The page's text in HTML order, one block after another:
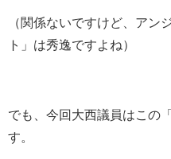
（関係ないですけど、アン
ト」は秀逸ですよね）
でも、今回大西議員はこの
す。